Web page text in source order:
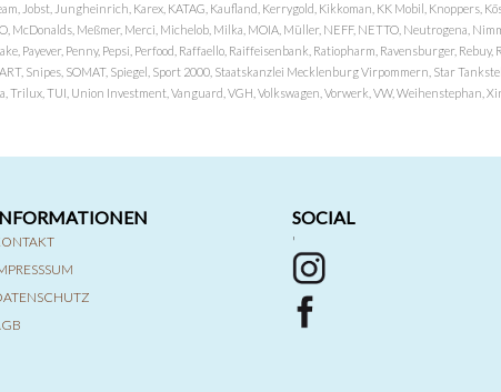
Jobst, Jungheinrich, Karex, KATAG, Kaufland, Kerrygold, Kikkoman, KK Mobil, Knoppers,
McDonalds, Meßmer, Merci, Michelob, Milka, MOIA, Müller, NEFF, NETTO, Neutrogena,
Payever, Penny, Pepsi, Perfood, Raffaello, Raiffeisenbank, Ratiopharm, Ravensburger, Rebuy,
Snipes, SOMAT, Spiegel, Sport 2000, Staatskanzlei Mecklenburg Virpommern, Star
Trilux, TUI, Union Investment, Vanguard, VGH, Volkswagen, Vorwerk, VW, Weihenstephan,
SOCIAL
'